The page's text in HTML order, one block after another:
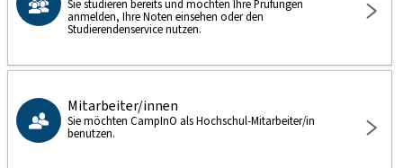
Sie studieren bereits und möchten Ihre Prüfungen
anmelden, Ihre Noten einsehen oder den
Studierendenservice nutzen.
Mitarbeiter/innen
Sie möchten CampInO als Hochschul-Mitarbeiter/in
benutzen.